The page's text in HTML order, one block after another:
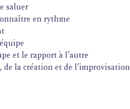
saluer
en rythme
et le rapport à l’autre
la création et de l’improvisation